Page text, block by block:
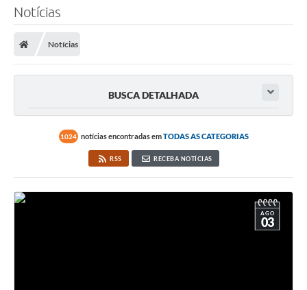
Notícias
Notícias
BUSCA DETALHADA
1024 notícias encontradas emTODAS AS CATEGORIAS
RSS RECEBA NOTÍCIAS
AGO
03